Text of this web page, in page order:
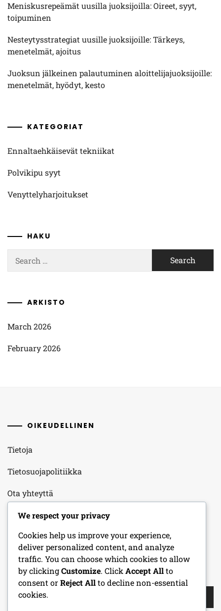
Meniskusrepeämät uusilla juoksijoilla: Oireet, syyt,
toipuminen
Nesteytysstrategiat uusille juoksijoille: Tärkeys,
menetelmät, ajoitus
Juoksun jälkeinen palautuminen aloittelijajuoksijoille:
menetelmät, hyödyt, kesto
KATEGORIAT
Ennaltaehkäisevät tekniikat
Polvikipu syyt
Venyttelyharjoitukset
HAKU
for:
ARKISTO
March 2026
February 2026
OIKEUDELLINEN
Tietoja
Tietosuojapolitiikka
Ota yhteyttä
Evästeasetukset
Palveluehdot
HAKU
Search
We respect your privacy
Cookies help us improve your experience,
deliver personalized content, and analyze
traffic. You can choose which cookies to allow
by clickingCustomize. Click Accept Allto
consent orReject Allto decline non-essential
cookies.